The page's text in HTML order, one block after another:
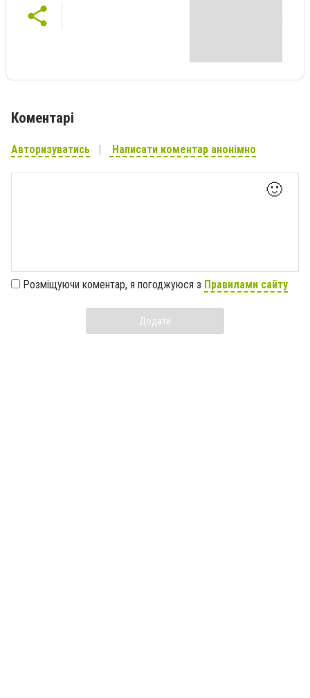
Коментарі
Авторизуватись Написати коментар анонімно
🙂
Розміщуючи коментар, я погоджуюся з Правилами сайту
Додати